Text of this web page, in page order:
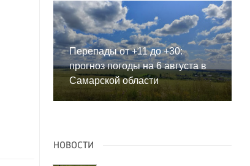
Перепады от +11 до +30:
прогноз погоды на 6 августа в
Самарской области
НОВОСТИ